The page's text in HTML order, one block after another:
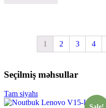
1 2 3 4
Seçilmiş məhsullar
Tam siyahı